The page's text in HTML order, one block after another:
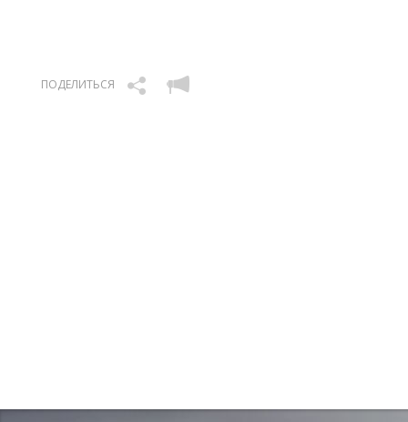
ПОДЕЛИТЬСЯ